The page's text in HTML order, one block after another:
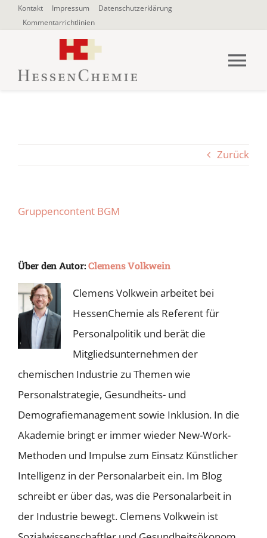
Zum
Inhalt
Kontakt Impressum
Datenschutzerklärung
Kommentarrichtlinien
Über uns
SUCHE
Zurück
Gruppencontent BGM
Über den Autor:Clemens Volkwein
Clemens Volkwein arbeitet bei
HessenChemie als Referent für
Personalpolitik und berät die
Mitgliedsunternehmen der
chemischen Industrie zu Themen wie
Personalstrategie, Gesundheits- und
Demografiemanagement sowie Inklusion. In die
Akademie bringt er immer wieder New-Work-
Methoden und Impulse zum Einsatz Künstlicher
Intelligenz in der Personalarbeit ein. Im Blog
schreibt er über das, was die Personalarbeit in
der Industrie bewegt. Clemens Volkwein ist